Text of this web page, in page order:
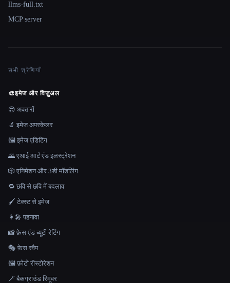
llms-full.txt
MCP server
सभी श्रेणियाँ
🎨इमेज और विज़ुअल
😎 अवतारों
🔬 इमेज अपस्केलर
🖼️ इमेज एडिटिंग
🌄 एआई आर्ट एंड इलस्ट्रेशन
🎲 एनिमेशन और 3डी मॉडलिंग
🔁 छवि से छवि में बदलाव
🖌️ टेक्स्ट से इमेज
👩‍🎤 पहनावा
📸 फ़ेस एंड ब्यूटी रेटिंग
🎭 फ़ेस स्वैप
🖼️ फ़ोटो रीस्टोरेशन
🪄 बैकग्राउंड रिमूवर